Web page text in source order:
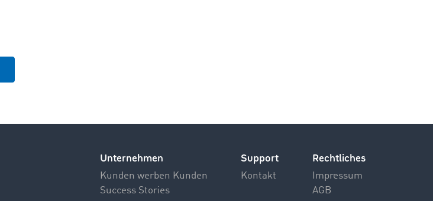
Unternehmen
Kunden werben Kunden
Success Stories
Support
Kontakt
Rechtliches
Impressum
AGB